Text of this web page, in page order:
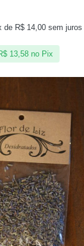
de R$ 14,00 sem juros
13,58 no Pix